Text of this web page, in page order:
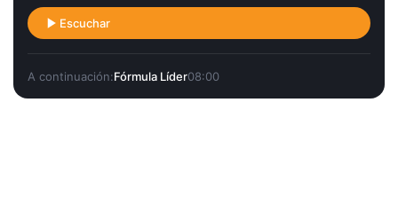
Escuchar
A continuación:Fórmula Líder08:00